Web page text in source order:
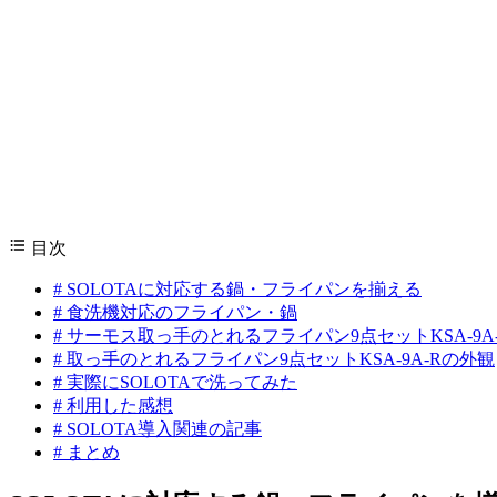
目次
# SOLOTAに対応する鍋・フライパンを揃える
# 食洗機対応のフライパン・鍋
# サーモス取っ手のとれるフライパン9点セットKSA-
# 取っ手のとれるフライパン9点セットKSA-9A-Rの外観
# 実際にSOLOTAで洗ってみた
# 利用した感想
# SOLOTA導入関連の記事
# まとめ